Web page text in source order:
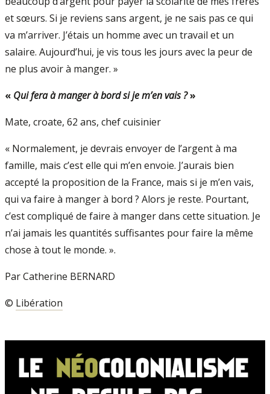
et sœurs. Si je reviens sans argent, je ne sais pas ce qui
va m’arriver. J’étais un homme avec un travail et un
salaire. Aujourd’hui, je vis tous les jours avec la peur de
ne plus avoir à manger. »
« Qui fera à manger à bord si je m’en vais ?»
Mate, croate, 62 ans, chef cuisinier
« Normalement, je devrais envoyer de l’argent à ma
famille, mais c’est elle qui m’en envoie. J’aurais bien
accepté la proposition de la France, mais si je m’en vais,
qui va faire à manger à bord ? Alors je reste. Pourtant,
c’est compliqué de faire à manger dans cette situation. Je
n’ai jamais les quantités suffisantes pour faire la même
chose à tout le monde. ».
Par Catherine BERNARD
© Libération